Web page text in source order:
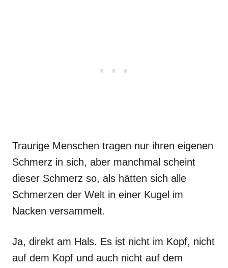
Traurige Menschen tragen nur ihren eigenen
Schmerz in sich, aber manchmal scheint
dieser Schmerz so, als hätten sich alle
Schmerzen der Welt in einer Kugel im
Nacken versammelt.
Ja, direkt am Hals. Es ist nicht im Kopf, nicht
auf dem Kopf und auch nicht auf dem